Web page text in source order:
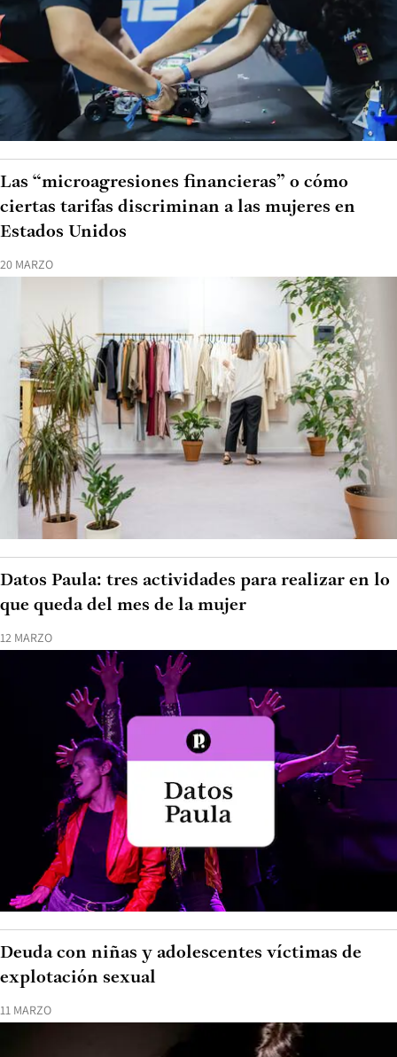
20 MARZO
Las “microagresiones financieras” o cómo
ciertas tarifas discriminan a las mujeres en
Estados Unidos
12 MARZO
Datos Paula: tres actividades para realizar en lo
que queda del mes de la mujer
11 MARZO
Deuda con niñas y adolescentes víctimas de
explotación sexual